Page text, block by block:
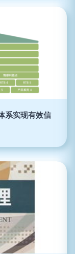
系实现有效信